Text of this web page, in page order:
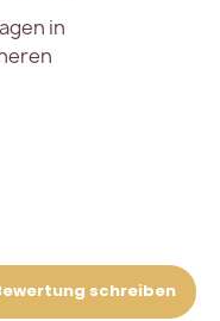
in
schreiben